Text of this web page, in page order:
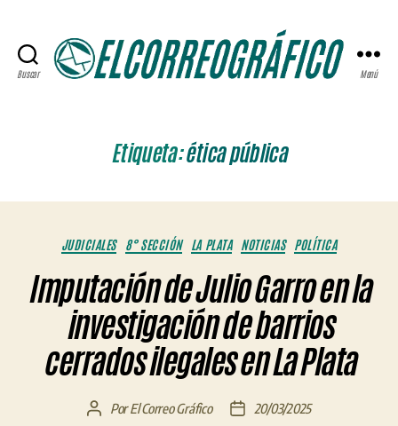
Buscar Menú
Etiqueta:ética pública
Categorías
JUDICIALES 8° SECCIÓN LA PLATA NOTICIAS POLÍTICA
Imputación de Julio Garro en la
investigación de barrios
cerrados ilegales en La Plata
AutorPorEl Correo Gráfico
Fecha20/03/2025